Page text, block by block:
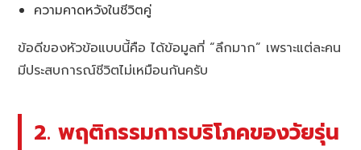
ความคาดหวังในชีวิตคู่
ข้อดีของหัวข้อแบบนี้คือ ได้ข้อมูลที่ “ลึกมาก” เพราะแต่ละคน
มีประสบการณ์ชีวิตไม่เหมือนกันครับ
2. พฤติกรรมการบริโภคของวัยรุ่น